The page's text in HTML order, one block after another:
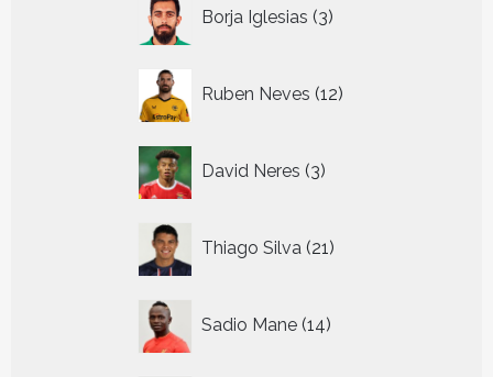
Borja Iglesias 3
producten
Ruben Neves 12
producten
David Neres 3
producten
Thiago Silva 21
producten
Sadio Mane 14
producten